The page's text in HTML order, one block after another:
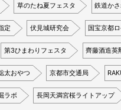
草のたね夏フェスタ 鉄道か
定 伏見城研究会 国宝京都
第3ひまわりフェスタ 齊藤酒造英
太おやつ 京都市交通局
ラボ 長岡天満宮桜ライトアップ